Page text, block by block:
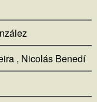
Nicolás Benedí